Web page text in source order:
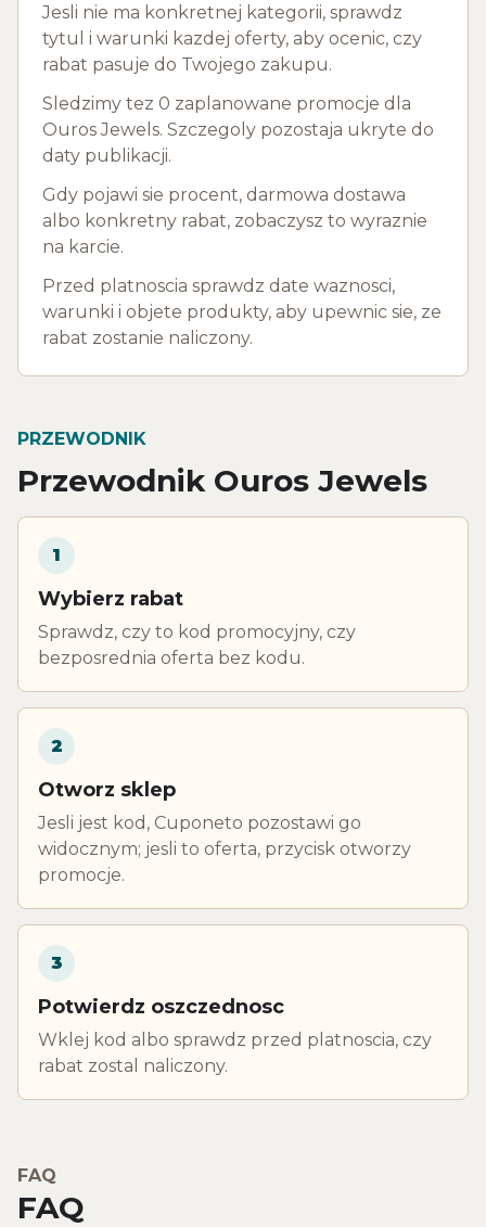
Jesli nie ma konkretnej kategorii, sprawdz
tytul i warunki kazdej oferty, aby ocenic, czy
rabat pasuje do Twojego zakupu.
Sledzimy tez 0 zaplanowane promocje dla
Ouros Jewels. Szczegoly pozostaja ukryte do
daty publikacji.
Gdy pojawi sie procent, darmowa dostawa
albo konkretny rabat, zobaczysz to wyraznie
na karcie.
Przed platnoscia sprawdz date waznosci,
warunki i objete produkty, aby upewnic sie, ze
rabat zostanie naliczony.
PRZEWODNIK
Przewodnik Ouros Jewels
1
Wybierz rabat
Sprawdz, czy to kod promocyjny, czy
bezposrednia oferta bez kodu.
2
Otworz sklep
Jesli jest kod, Cuponeto pozostawi go
widocznym; jesli to oferta, przycisk otworzy
promocje.
3
Potwierdz oszczednosc
Wklej kod albo sprawdz przed platnoscia, czy
rabat zostal naliczony.
FAQ
FAQ